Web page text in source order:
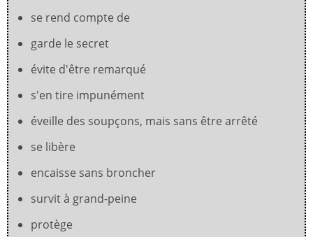
se rend compte de
garde le secret
évite d'être remarqué
s'en tire impunément
éveille des soupçons, mais sans être arrêté
se libère
encaisse sans broncher
survit à grand-peine
protège